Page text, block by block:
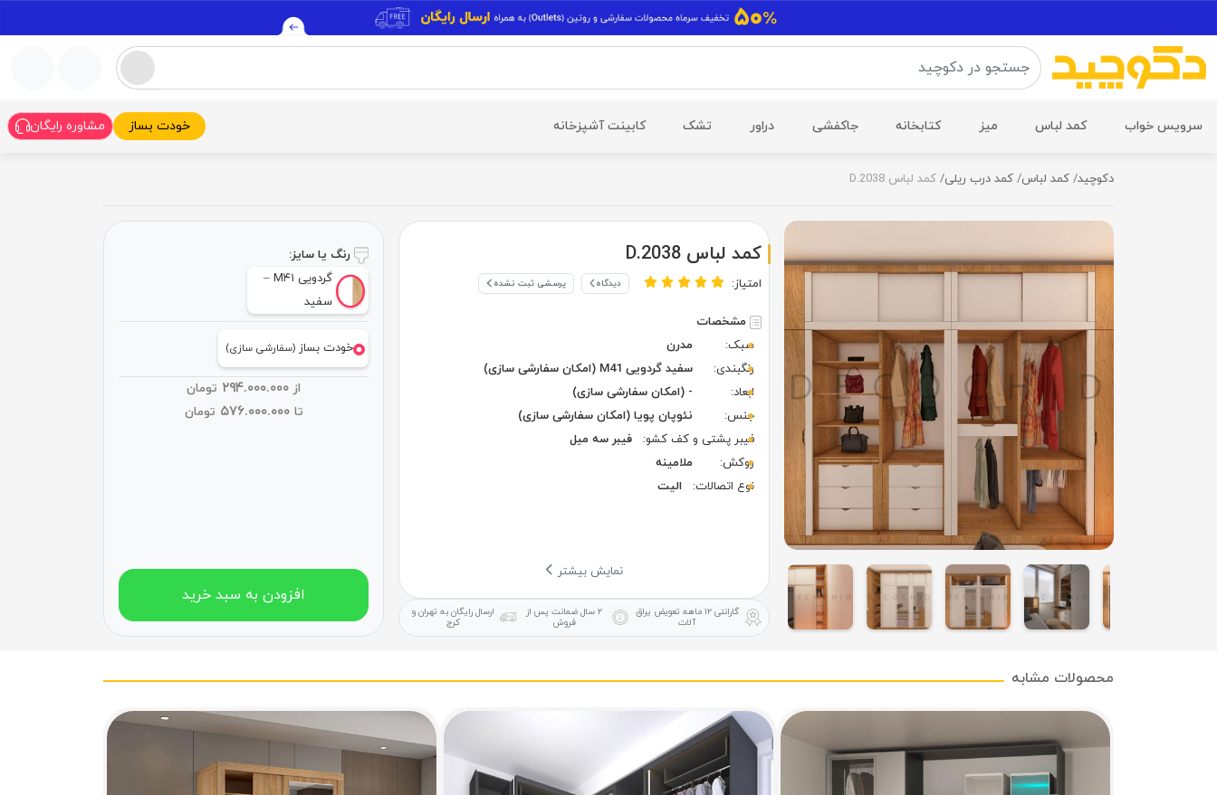
سرویس خواب کمد لباس میز کتابخانه جاکفشی دراور تشک کابینت آشپزخانه خودت بساز مشاوره رایگان
دکوچید کمد لباس کمد درب ریلی کمد لباس D.2038
کمد لباس D.2038
امتیاز: دیدگاه پرسشی ثبت نشده
مشخصات
سبک:
مدرن
رنگبندی:
سفید گردویی M41 (امکان سفارشی سازی)
ابعاد:
- (امکان سفارشی سازی)
جنس:
نئوپان پویا (امکان سفارشی سازی)
فیبر پشتی و کف کشو:
فیبر سه میل
روکش:
ملامینه
نوع اتصالات:
الیت
نمایش بیشتر
گارانتی ۱۲ ماهه
تعویض یراق
آلات
۲ سال ضمانت
پس از
فروش
ارسال رایگان به تهران و
کرج
رنگ یا سایز:
گردویی M۴۱ –
سفید
خودت بساز(سفارشی سازی)
از
تومان
تا ۵۷۶.۰۰۰.۰۰۰ تومان
افزودن به سبد خرید
محصولات مشابه